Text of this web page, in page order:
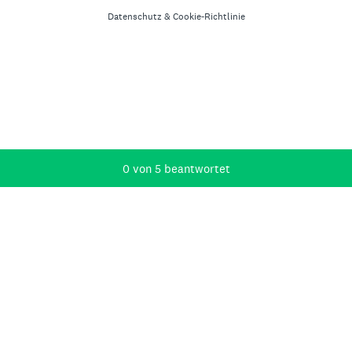
Aktueller Fortschritt,
0 von 5 beantwortet
Datenschutz & Cookie-Richtlinie